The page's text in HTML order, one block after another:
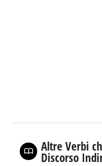
Altre Verbi
Discorso